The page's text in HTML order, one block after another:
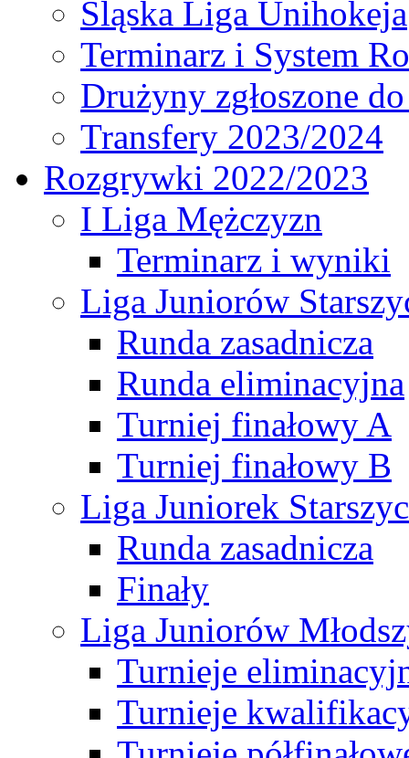
Śląska Liga Unihokeja
Terminarz i System
Drużyny zgłoszone
Transfery 2023/2024
Rozgrywki 2022/2023
I Liga Mężczyzn
Terminarz i wyniki
Liga Juniorów
Runda zasadnicza
Runda eliminacyjna
Turniej finałowy A
Turniej finałowy B
Liga Juniorek
Runda zasadnicza
Finały
Liga Juniorów
Turnieje
Turnieje